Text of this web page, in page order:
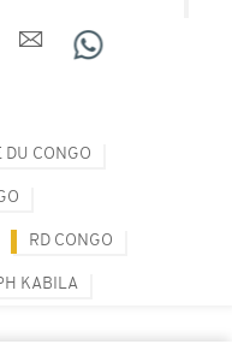
DU CONGO
RD CONGO
KABILA